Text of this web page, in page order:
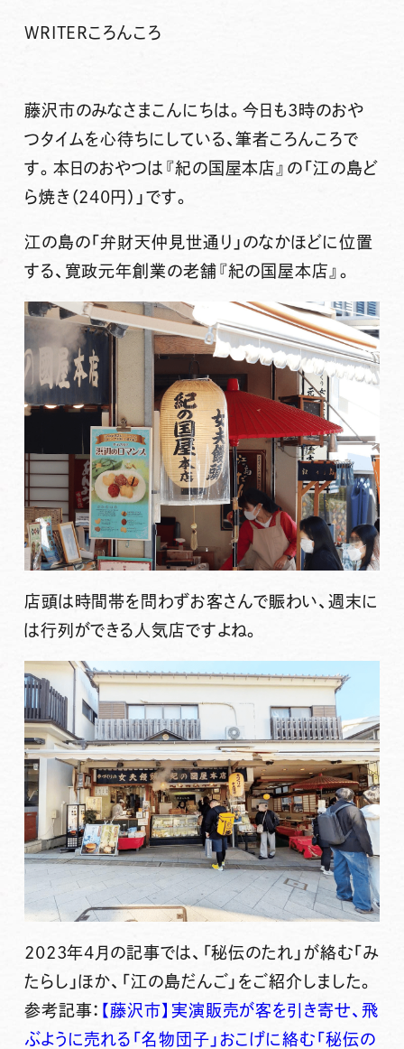
WRITERころんころ
藤沢市のみなさまこんにちは。今日も3時のおや
つタイムを心待ちにしている、筆者ころんころで
す。本日のおやつは 『紀の国屋本店』 の 「江の島ど
ら焼き（240円）」 です。
江の島の「弁財天仲見世通り」のなかほどに位置
する、寛政元年創業の老舗『紀の国屋本店』。
店頭は時間帯を問わずお客さんで賑わい、週末に
は行列ができる人気店ですよね。
2023年4月の記事では、「秘伝のたれ」が絡む「み
たらし」ほか、「江の島だんご」をご紹介しました。
参考記事： 【藤沢市】実演販売が客を引き寄せ、飛
ぶように売れる「名物団子」おこげに絡む「秘伝の